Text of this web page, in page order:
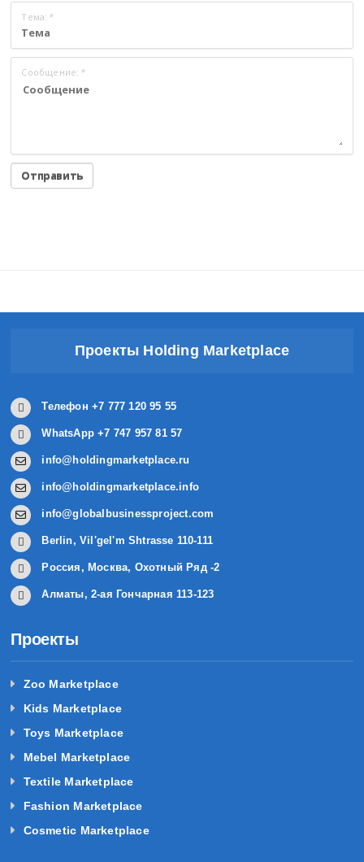
Тема: *
Сообщение: *
Проекты Holding Marketplace
Телефон +7 777 120 95 55
WhatsApp +7 747 957 81 57
info@holdingmarketplace.ru
info@holdingmarketplace.info
info@globalbusinessproject.com
Berlin, Vil'gel'm Shtrasse 110-111
Россия, Москва, Охотный Ряд -2
Алматы, 2-ая Гончарная 113-123
Проекты
Zoo Marketplace
Kids Marketplace
Toys Marketplace
Mebel Marketplace
Textile Marketplace
Fashion Marketplace
Cosmetic Marketplace